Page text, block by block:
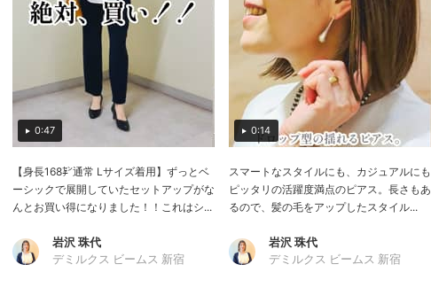
0:47
【身長168㌢通常 Lサイズ着用】ずっとベ
ーシックで展開していたセットアップがな
んとお買い得になりました！！これはシ...
岩沢 珠代
デミルクス ビームス 新宿
0:14
スマートなスタイルにも、カジュアルにも
ピッタリの活躍度満点のピアス。長さもあ
るので、髪の毛をアップしたスタイル...
岩沢 珠代
デミルクス ビームス 新宿